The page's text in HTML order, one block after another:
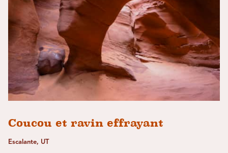
Coucou et ravin effrayant
Escalante, UT